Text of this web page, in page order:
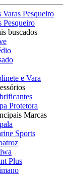
Varas Pesqueiro
Pesqueiro
buscados
e Vara
Protetora
Marcas
Sports
Plus